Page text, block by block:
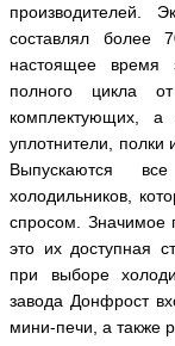
составлял более
настоящее время
полного цикла
комплектующих,
уплотнители, полки
Выпускаются
холодильников,
спросом. Значимое
это их доступная
при выборе
завода Донфрост
мини-печи, а также